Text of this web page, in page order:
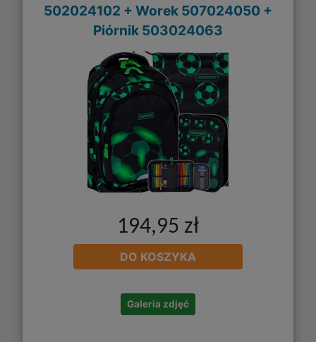
502024102 + Worek 507024050 +
Piórnik 503024063
194,95 zł
DO KOSZYKA
Galeria zdjęć